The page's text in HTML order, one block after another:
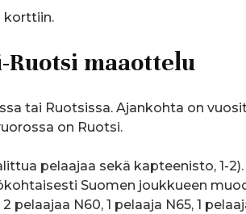
korttiin.
Ruotsi maaottelu
tai Ruotsissa. Ajankohta on
on Ruotsi.
pelaajaa sekä kapteenisto, 1-
Suomen joukkueen
pelaajaa N60, 1 pelaaja N65, 1